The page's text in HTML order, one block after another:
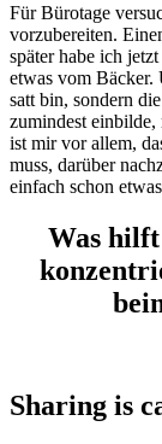
Für Bürotage
vorzubereiten.
später habe ich
etwas vom Bäcker.
satt bin, sondern
zumindest
ist mir vor allem,
muss, darüber
einfach schon
Was hilft
Sharing is